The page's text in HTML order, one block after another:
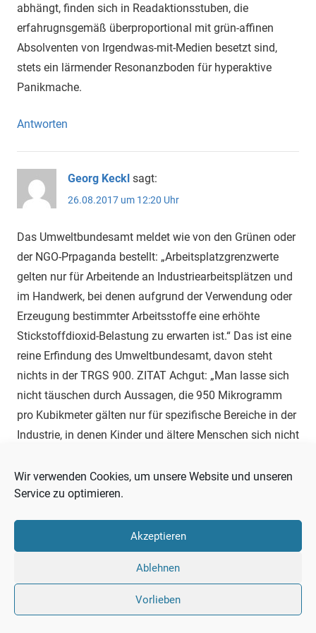
Wir verwenden Cookies, um unsere Website und unseren
Service zu optimieren.
Akzeptieren
Ablehnen
Vorlieben
abhängt, finden sich in Readaktionsstuben, die
erfahrugnsgemäß überproportional mit grün-affinen
Absolventen von Irgendwas-mit-Medien besetzt sind,
stets ein lärmender Resonanzboden für hyperaktive
Panikmache.
Antworten
Georg Keckl sagt:
26.08.2017 um 12:20 Uhr
Das Umweltbundesamt meldet wie von den Grünen oder
der NGO-Prpaganda bestellt: „Arbeitsplatzgrenzwerte
gelten nur für Arbeitende an Industriearbeitsplätzen und
im Handwerk, bei denen aufgrund der Verwendung oder
Erzeugung bestimmter Arbeitsstoffe eine erhöhte
Stickstoffdioxid-Belastung zu erwarten ist.“ Das ist eine
reine Erfindung des Umweltbundesamt, davon steht
nichts in der TRGS 900. ZITAT Achgut: „Man lasse sich
nicht täuschen durch Aussagen, die 950 Mikrogramm
pro Kubikmeter gälten nur für spezifische Bereiche in der
Industrie, in denen Kinder und ältere Menschen sich nicht
den Bergbau, der seine eigenen Regeln hat, und
Privathaushalte aus. Ansonsten gilt der Grenzwert
(Chemieunterricht), in Krankenhäusern und in
Seniorenheimen. Er gilt auch für alle Beschäftigten
unabhängig von deren Gesundheitszustand, also für
gesunde 60jährige ebenso, wie für 40jährige Asthmatiker
ober den 50jährigen mit einer Bronchitis. Letztere dürfen